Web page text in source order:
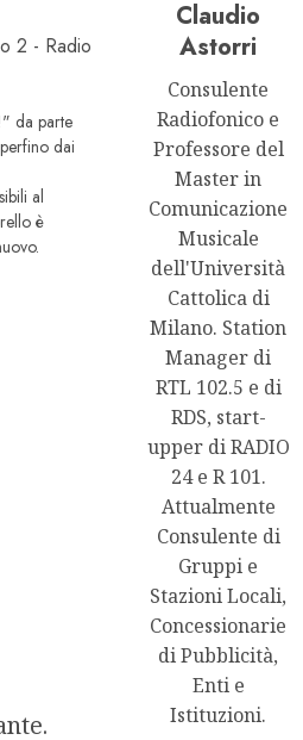
da parte
dai
al
è
Claudio
Astorri
Consulente
Radiofonico e
Professore del
Master in
Comunicazione
Musicale
dell'Università
Cattolica di
Milano. Station
Manager di
RTL 102.5 e di
RDS, start-
upper di RADIO
24 e R 101.
Attualmente
Consulente di
Gruppi e
Stazioni Locali,
Concessionarie
di Pubblicità,
Enti e
Istituzioni.